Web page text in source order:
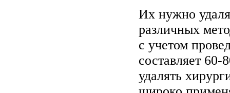
Их нужно
различных
с учетом
составляет
удалять